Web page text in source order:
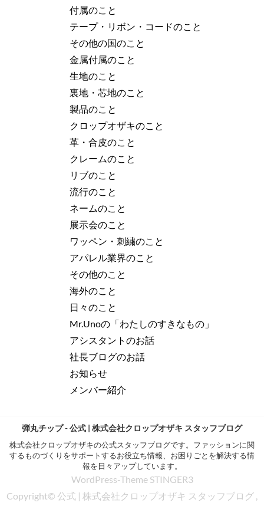
付属のこと
テープ・リボン・コードのこと
その他の国のこと
金属付属のこと
生地のこと
裏地・芯地のこと
製品のこと
クロップオザキのこと
革・合皮のこと
クレームのこと
リブのこと
流行のこと
ネームのこと
展示会のこと
ワッペン・刺繍のこと
アパレル業界のこと
その他のこと
海外のこと
日々のこと
Mr.Unoの「わたしのすきなもの」
アシスタントのお話
社長ブログのお話
お知らせ
メンバー紹介
弾丸チップ - 公式 | 株式会社クロップオザキ スタッフブログ
株式会社クロップオザキの公式スタッフブログです。ファッションに関
するものづくりをサポートするお役立ち情報、お困りごとを解決する情
報を日々アップしています。
WordPress-Theme STINGER3
Copyright© 公式 | 株式会社クロップオザキ スタッフブログ ,